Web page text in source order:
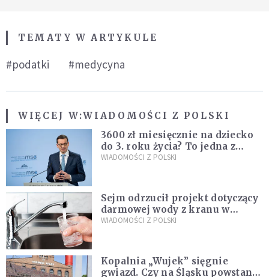
TEMATY W ARTYKULE
#podatki #medycyna
WIĘCEJ W:WIADOMOŚCI Z POLSKI
3600 zł miesięcznie na dziecko
do 3. roku życia? To jedna z
propozycji programu "Rozwój
WIADOMOŚCI Z POLSKI
Sejm odrzucił projekt dotyczący
darmowej wody z kranu w
restauracjach
WIADOMOŚCI Z POLSKI
Kopalnia „Wujek” sięgnie
gwiazd. Czy na Śląsku powstanie